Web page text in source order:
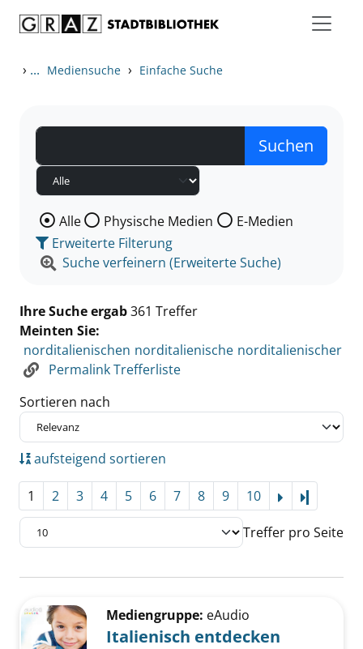
› ... Mediensuche › Einfache Suche
Wählen Sie die Medienart nach der Sie suchen wollen.
Alle Physische Medien
E-Medien
Erweiterte Filterung
Suche verfeinern (Erweiterte Suche)
Ihre Suche ergab361 Treffer
Meinten Sie:
norditalienischen norditalienische norditalienischer
Permalink Trefferliste
Sortieren nach
aufsteigend sortieren
1 2 3 4 5 6 7 8 9 10
Treffer pro Seite
Zu den Suchfiltern springen
Mediengruppe: eAudio
Italienisch entdecken